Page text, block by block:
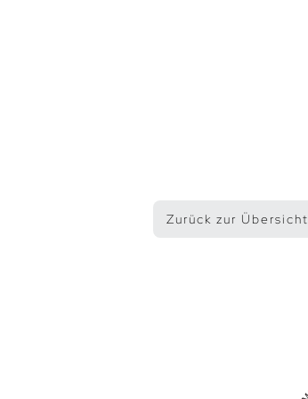
Zurück zur Übersicht